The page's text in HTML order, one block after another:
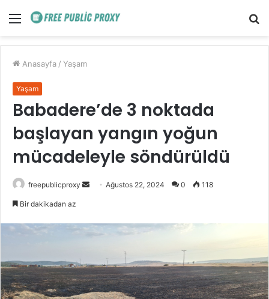
Menü
Anasayfa / Yaşam
Yaşam
Babadere’de 3 noktada
başlayan yangın yoğun
mücadeleyle söndürüldü
freepublicproxy
Bir
göndermek
Ağustos 22, 2024 0 118
Bir dakikadan az